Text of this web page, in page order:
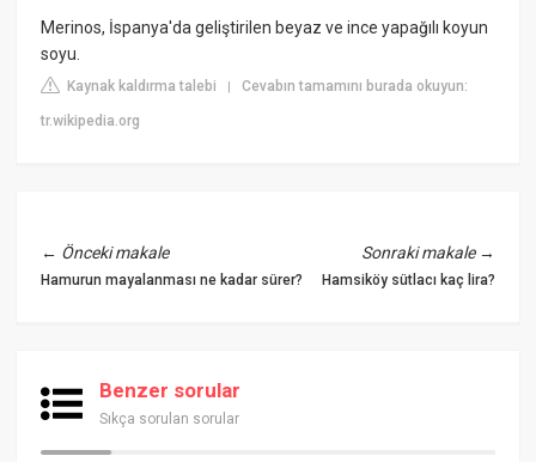
Merinos, İspanya'da geliştirilen beyaz ve ince yapağılı koyun
soyu.
Kaynak kaldırma talebi |Cevabın tamamını burada okuyun:
tr.wikipedia.org
← Önceki makale
Hamurun mayalanması ne kadar sürer?
Sonraki makale→
Hamsiköy sütlacı kaç lira?
Benzer sorular
Sıkça sorulan sorular